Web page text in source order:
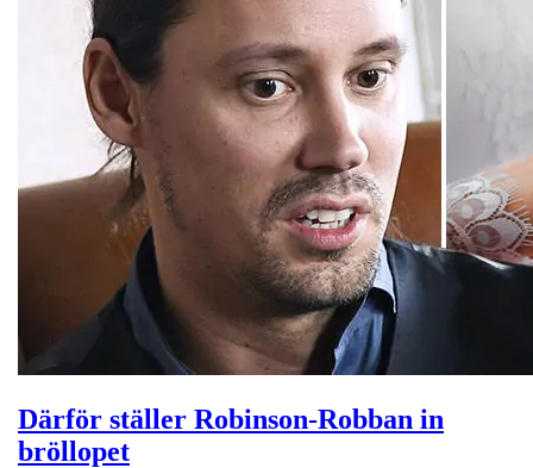
Därför ställer Robinson-Robban in
bröllopet